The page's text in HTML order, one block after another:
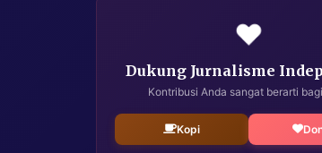
❤️
Dukung Jurnalisme
Kontribusi Anda sangat berarti
Kopi